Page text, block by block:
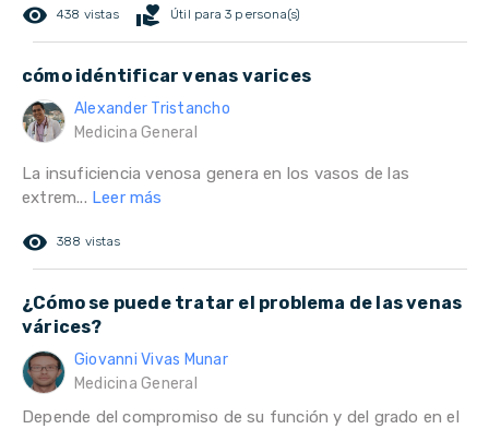
remove_red_eye 438 vistas volunteer_activism Útil para 3 persona(s)
cómo idéntificar venas varices
Alexander Tristancho
Medicina General
La insuficiencia venosa genera en los vasos de las
extrem... Leer más
remove_red_eye 388 vistas
¿Cómo se puede tratar el problema de las venas
várices?
Giovanni Vivas Munar
Medicina General
Depende del compromiso de su función y del grado en el